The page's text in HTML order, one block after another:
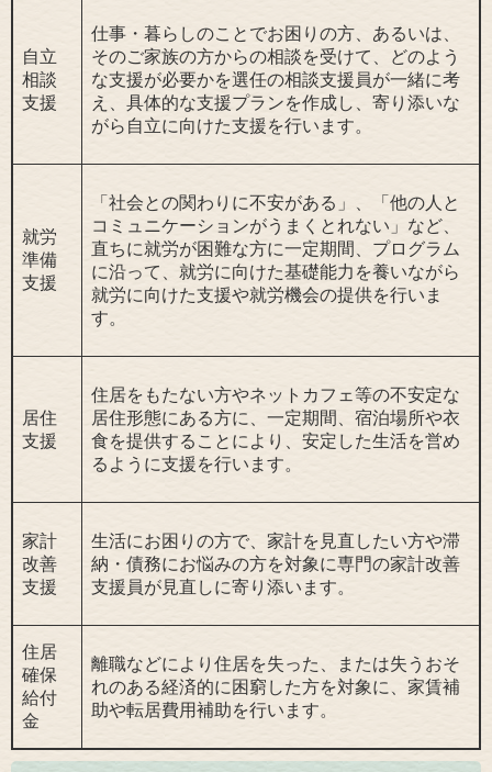
自立
相談
支援
仕事・暮らしのことでお困りの方、あるいは、
そのご家族の方からの相談を受けて、どのよう
な支援が必要かを選任の相談支援員が一緒に考
え、具体的な支援プランを作成し、寄り添いな
がら自立に向けた支援を行います。
就労
準備
支援
「社会との関わりに不安がある」、「他の人と
コミュニケーションがうまくとれない」など、
直ちに就労が困難な方に一定期間、プログラム
に沿って、就労に向けた基礎能力を養いながら
就労に向けた支援や就労機会の提供を行いま
す。
居住
支援
住居をもたない方やネットカフェ等の不安定な
居住形態にある方に、一定期間、宿泊場所や衣
食を提供することにより、安定した生活を営め
るように支援を行います。
家計
改善
支援
生活にお困りの方で、家計を見直したい方や滞
納・債務にお悩みの方を対象に専門の家計改善
支援員が見直しに寄り添います。
住居
確保
給付
金
離職などにより住居を失った、または失うおそ
れのある経済的に困窮した方を対象に、家賃補
助や転居費用補助を行います。